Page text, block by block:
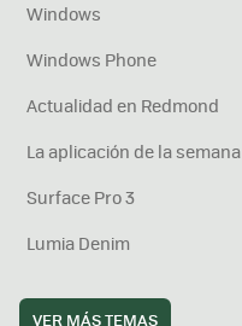
Windows
Windows Phone
Actualidad en Redmond
La aplicación de la semana
Surface Pro 3
Lumia Denim
VER MÁS TEMAS